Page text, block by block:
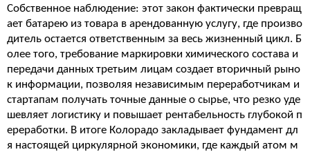
Собственное наблюдение: этот закон фактически превращ
ает батарею из товара в арендованную услугу, где произво
дитель остается ответственным за весь жизненный цикл. Б
олее того, требование маркировки химического состава и
передачи данных третьим лицам создает вторичный рыно
к информации, позволяя независимым переработчикам и
стартапам получать точные данные о сырье, что резко уде
шевляет логистику и повышает рентабельность глубокой п
ереработки. В итоге Колорадо закладывает фундамент дл
я настоящей циркулярной экономики, где каждый атом м